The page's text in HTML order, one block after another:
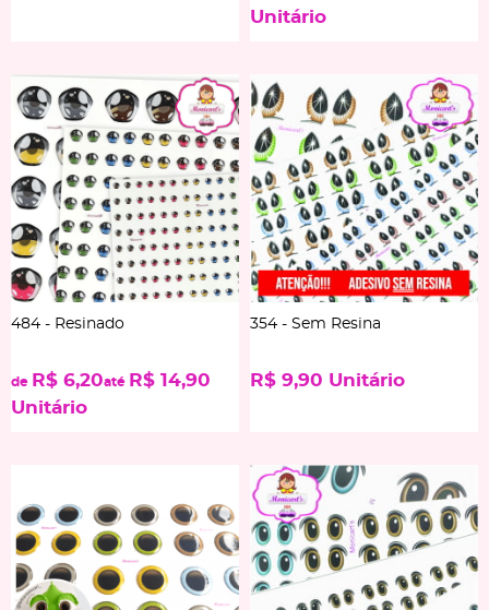
Unitário
484 - Resinado
de R$ 6,20até R$ 14,90
Unitário
354 - Sem Resina
R$ 9,90 Unitário